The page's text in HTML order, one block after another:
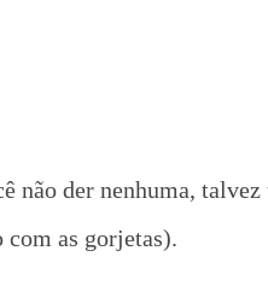
der nenhuma,
com as gorjetas).